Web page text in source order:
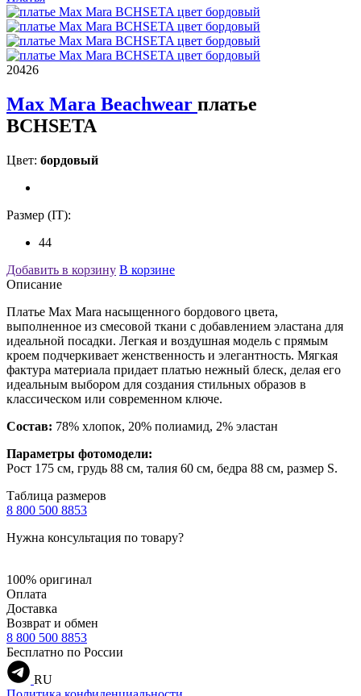
20426
Max Mara Beachwear платье
BCHSETA
Цвет: бордовый
Размер (IT):
44
Добавить в корзину В корзине
Описание
Платье Max Mara насыщенного бордового цвета,
выполненное из смесовой ткани с добавлением эластана для
идеальной посадки. Легкая и воздушная модель с прямым
кроем подчеркивает женственность и элегантность. Мягкая
фактура материала придает платью нежный блеск, делая его
идеальным выбором для создания стильных образов в
классическом или современном ключе.
Состав: 78% хлопок, 20% полиамид, 2% эластан
Параметры фотомодели:
Рост 175 см, грудь 88 см, талия 60 см, бедра 88 см, размер S.
Таблица размеров
8 800 500 8853
Нужна консультация по товару?
100% оригинал
Оплата
Доставка
Возврат и обмен
8 800 500 8853
Бесплатно по России
RU